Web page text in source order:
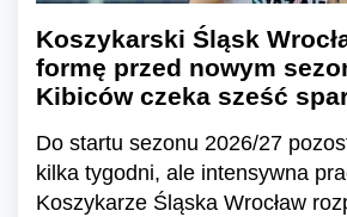
Koszykarski Śląsk
formę przed nowym
Kibiców czeka sześć
Do startu sezonu 2026/27
kilka tygodni, ale intensywna
Koszykarze Śląska Wrocław